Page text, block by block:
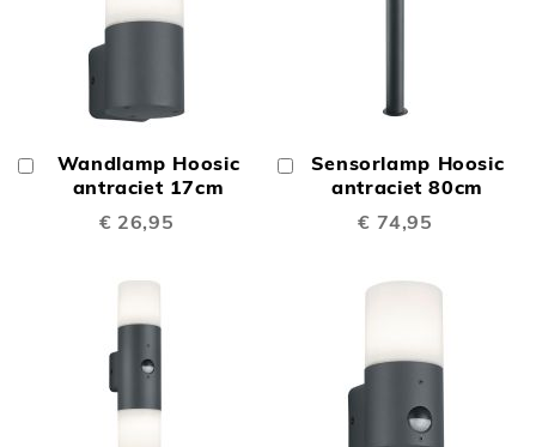
Wandlamp Hoosic
antraciet 17cm
€ 26,95
Winkelwagen
Sensorlamp Hoosic
antraciet 80cm
€ 74,95
In
Winkelwagen